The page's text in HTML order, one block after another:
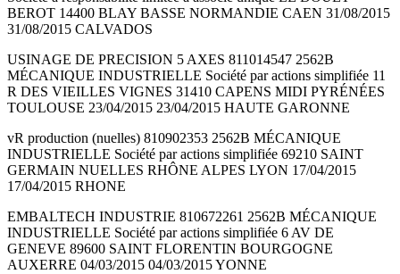
BEROT 14400 BLAY BASSE NORMANDIE CAEN 31/08/2015
31/08/2015 CALVADOS
USINAGE DE PRECISION 5 AXES 811014547 2562B
MÉCANIQUE INDUSTRIELLE Société par actions simplifiée 11
R DES VIEILLES VIGNES 31410 CAPENS MIDI PYRÉNÉES
TOULOUSE 23/04/2015 23/04/2015 HAUTE GARONNE
vR production (nuelles) 810902353 2562B MÉCANIQUE
INDUSTRIELLE Société par actions simplifiée 69210 SAINT
GERMAIN NUELLES RHÔNE ALPES LYON 17/04/2015
17/04/2015 RHONE
EMBALTECH INDUSTRIE 810672261 2562B MÉCANIQUE
INDUSTRIELLE Société par actions simplifiée 6 AV DE
GENEVE 89600 SAINT FLORENTIN BOURGOGNE
AUXERRE 04/03/2015 04/03/2015 YONNE